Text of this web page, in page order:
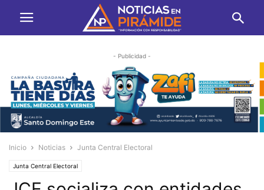
- Publicidad -
Inicio Noticias Junta Central Electoral
Junta Central Electoral